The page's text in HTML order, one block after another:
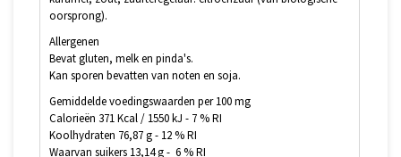
oorsprong).
Allergenen
Bevat gluten, melk en pinda's.
Kan sporen bevatten van noten en soja.
Gemiddelde voedingswaarden per 100 mg
Calorieën 371 Kcal / 1550 kJ - 7 % RI
Koolhydraten 76,87 g - 12 % RI
Waarvan suikers 13,14 g - 6 % RI